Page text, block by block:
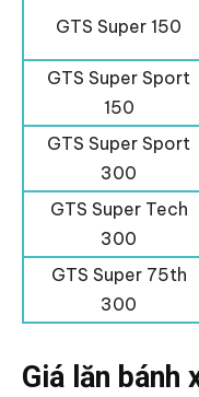
GTS Super 150
GTS Super Sport
150
GTS Super Sport
300
GTS Super Tech
300
GTS Super 75th
300
Giá lăn bánh